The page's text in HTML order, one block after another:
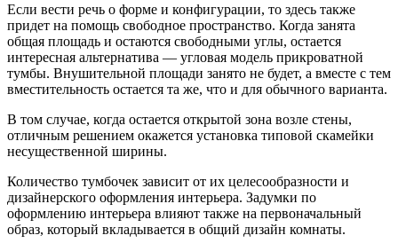
Если вести речь о форме и конфигурации, то здесь также
придет на помощь свободное пространство. Когда занята
общая площадь и остаются свободными углы, остается
интересная альтернатива — угловая модель прикроватной
тумбы. Внушительной площади занято не будет, а вместе с тем
вместительность остается та же, что и для обычного варианта.
В том случае, когда остается открытой зона возле стены,
отличным решением окажется установка типовой скамейки
несущественной ширины.
Количество тумбочек зависит от их целесообразности и
дизайнерского оформления интерьера. Задумки по
оформлению интерьера влияют также на первоначальный
образ, который вкладывается в общий дизайн комнаты.